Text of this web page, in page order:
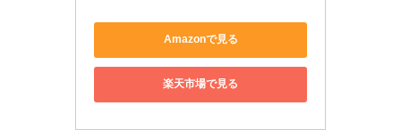
Amazonで見る
楽天市場で見る